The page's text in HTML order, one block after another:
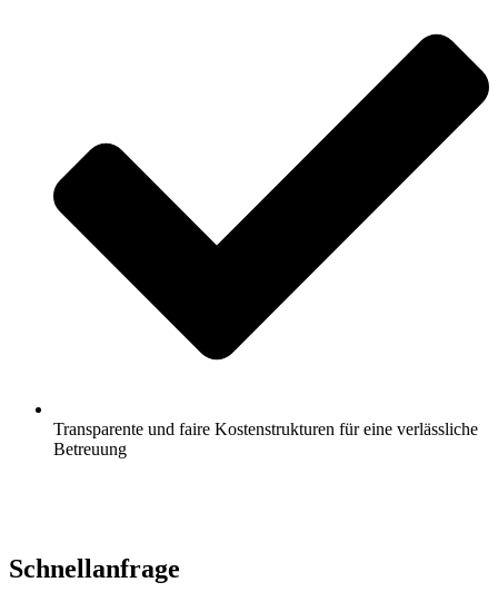
Transparente und faire Kostenstrukturen für eine verlässliche
Betreuung
Schnell­anfrage